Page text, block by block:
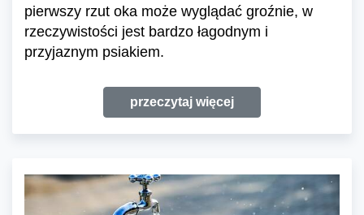
pierwszy rzut oka może wyglądać groźnie, w
rzeczywistości jest bardzo łagodnym i
przyjaznym psiakiem.
przeczytaj więcej